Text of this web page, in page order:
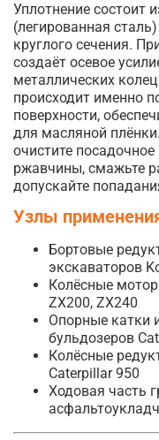
Уплотнение состоит
(легированная
круглого сечения.
создаёт осевое
металлических
происходит именно
поверхности,
для масляной
очистите
ржавчины, смажьте
допускайте
Узлы
Бортовые
экскаваторов
Колёсные
ZX200, ZX240
Опорные катки
бульдозеров
Колёсные
Caterpillar 950
Ходовая часть